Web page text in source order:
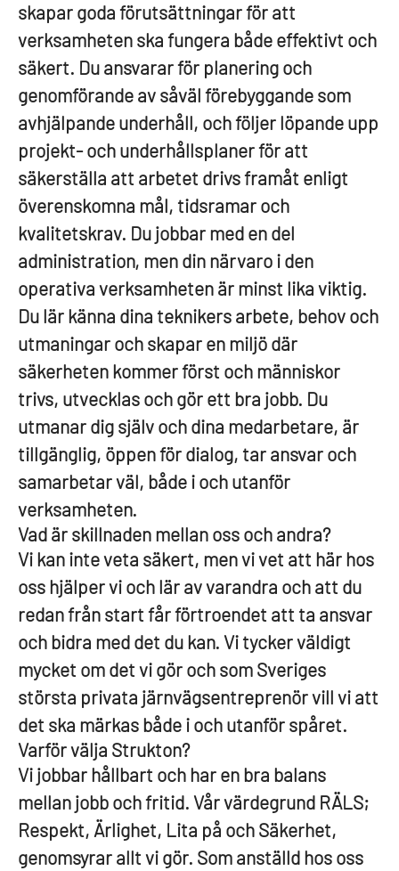
skapar goda förutsättningar för att
verksamheten ska fungera både effektivt och
säkert. Du ansvarar för planering och
genomförande av såväl förebyggande som
avhjälpande underhåll, och följer löpande upp
projekt- och underhållsplaner för att
säkerställa att arbetet drivs framåt enligt
överenskomna mål, tidsramar och
kvalitetskrav. Du jobbar med en del
administration, men din närvaro i den
operativa verksamheten är minst lika viktig.
Du lär känna dina teknikers arbete, behov och
utmaningar och skapar en miljö där
säkerheten kommer först och människor
trivs, utvecklas och gör ett bra jobb. Du
utmanar dig själv och dina medarbetare, är
tillgänglig, öppen för dialog, tar ansvar och
samarbetar väl, både i och utanför
verksamheten.
Vad är skillnaden mellan oss och andra?
Vi kan inte veta säkert, men vi vet att här hos
oss hjälper vi och lär av varandra och att du
redan från start får förtroendet att ta ansvar
och bidra med det du kan. Vi tycker väldigt
mycket om det vi gör och som Sveriges
största privata järnvägsentreprenör vill vi att
det ska märkas både i och utanför spåret.
Varför välja Strukton?
Vi jobbar hållbart och har en bra balans
mellan jobb och fritid. Vår värdegrund RÄLS;
Respekt, Ärlighet, Lita på och Säkerhet,
genomsyrar allt vi gör. Som anställd hos oss